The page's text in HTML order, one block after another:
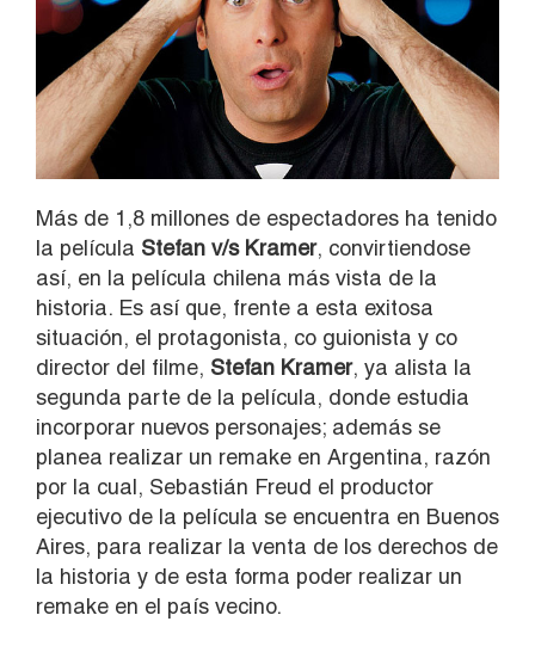
Más de 1,8 millones de espectadores ha tenido
la película Stefan v/s Kramer, convirtiendose
así, en la película chilena más vista de la
historia. Es así que, frente a esta exitosa
situación, el protagonista, co guionista y co
director del filme, Stefan Kramer, ya alista la
segunda parte de la película, donde estudia
incorporar nuevos personajes; además se
planea realizar un remake en Argentina, razón
por la cual, Sebastián Freud el productor
ejecutivo de la película se encuentra en Buenos
Aires, para realizar la venta de los derechos de
la historia y de esta forma poder realizar un
remake en el país vecino.